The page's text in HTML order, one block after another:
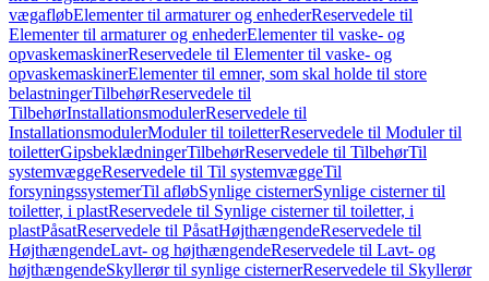
vægafløbElementer til armaturer og enhederReservedele til
Elementer til armaturer og enhederElementer til vaske- og
opvaskemaskinerReservedele til Elementer til vaske- og
opvaskemaskinerElementer til emner, som skal holde til store
belastningerTilbehørReservedele til
TilbehørInstallationsmodulerReservedele til
InstallationsmodulerModuler til toiletterReservedele til Moduler til
toiletterGipsbeklædningerTilbehørReservedele til TilbehørTil
systemvæggeReservedele til Til systemvæggeTil
forsyningssystemerTil afløbSynlige cisternerSynlige cisterner til
toiletter, i plastReservedele til Synlige cisterner til toiletter, i
plastPåsatReservedele til PåsatHøjthængendeReservedele til
HøjthængendeLavt- og højthængendeReservedele til Lavt- og
højthængendeSkyllerør til synlige cisternerReservedele til Skyllerør